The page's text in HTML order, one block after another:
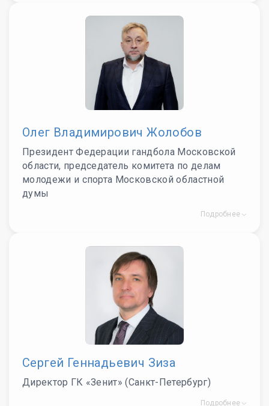
Олег Владимирович Жолобов
Президент Федерации гандбола Московской
области, председатель комитета по делам
молодежи и спорта Московской областной
думы
Подробнее
Сергей Геннадьевич Зиза
Директор ГК «Зенит» (Санкт-Петербург)
Подробнее